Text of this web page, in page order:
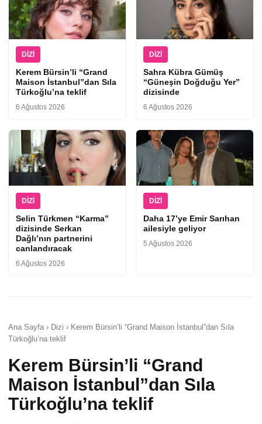
DIZI
Kerem Bürsin’li “Grand
Maison İstanbul”dan Sıla
Türkoğlu’na teklif
6 Ağustos 2026
DIZI
Sahra Kübra Gümüş
“Güneşin Doğduğu Yer”
dizisinde
6 Ağustos 2026
DIZI
Selin Türkmen “Karma”
dizisinde Serkan
Dağlı’nın partnerini
canlandıracak
6 Ağustos 2026
DIZI
Daha 17’ye Emir Sarıhan
ailesiyle geliyor
5 Ağustos 2026
Ana Sayfa › Dizi › Kerem Bürsin’li “Grand Maison İstanbul”dan Sıla
Türkoğlu’na teklif
Kerem Bürsin’li “Grand
Maison İstanbul”dan Sıla
Türkoğlu’na teklif